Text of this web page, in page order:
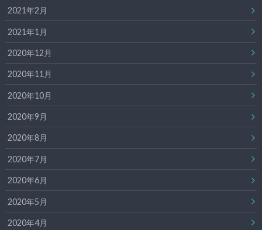
2021年2月
2021年1月
2020年12月
2020年11月
2020年10月
2020年9月
2020年8月
2020年7月
2020年6月
2020年5月
2020年4月